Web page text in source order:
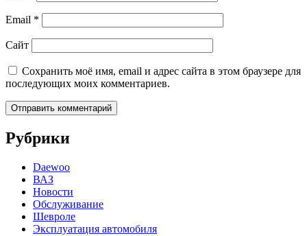
Email *
Сайт
Сохранить моё имя, email и адрес сайта в этом браузере для
последующих моих комментариев.
Рубрики
Daewoo
ВАЗ
Новости
Обслуживание
Шевроле
Эксплуатация автомобиля